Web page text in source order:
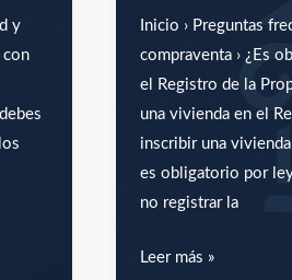
y
con
Inicio › Preguntas
compraventa › ¿Es
el Registro de la
una vivienda en el
inscribir una
es obligatorio por
no registrar la
¿Es
Leer más »